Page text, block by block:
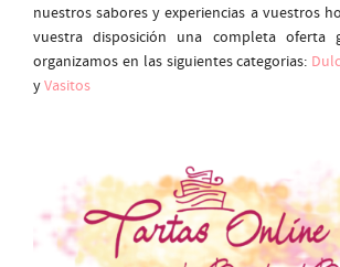
nuestros sabores y experiencias a vuestros
vuestra disposición una completa oferta
organizamos en las siguientes categorias:
yVasitos